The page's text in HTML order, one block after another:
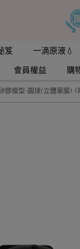
笈 一滴原液💧
會員權益 購
膠模型-圓球(立體單膜) (